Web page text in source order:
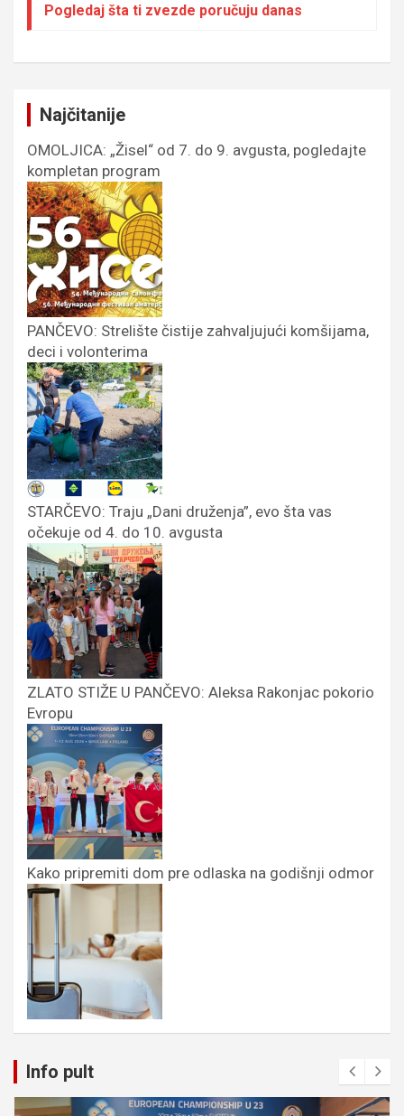
Pogledaj šta ti zvezde poručuju danas
Najčitanije
OMOLJICA: „Žisel“ od 7. do 9. avgusta, pogledajte
kompletan program
PANČEVO: Strelište čistije zahvaljujući komšijama,
deci i volonterima
STARČEVO: Traju „Dani druženja”, evo šta vas
očekuje od 4. do 10. avgusta
ZLATO STIŽE U PANČEVO: Aleksa Rakonjac pokorio
Evropu
Kako pripremiti dom pre odlaska na godišnji odmor
Info pult